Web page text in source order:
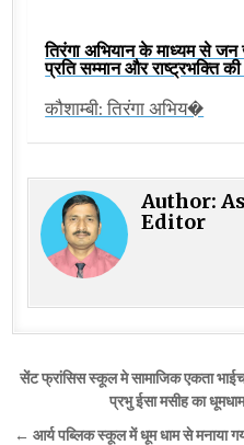
तिरंगा अभियान के माध्यम से
प्रति सम्मान और राष्ट्रभक्ति की
कौशाम्बी: तिरंगा अभिय�
Author:
Editor
Post
navigation
सेंट फ्रांसिस स्कूल मे सामाजिक एकता
प्रभु ईसा मसीह का
← आर्य पब्लिक स्कूल में धूम धाम से मनाया